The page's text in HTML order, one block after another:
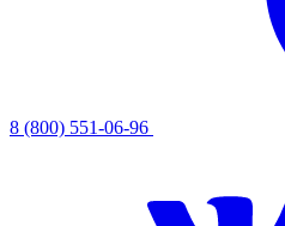
8 (800) 551-06-96